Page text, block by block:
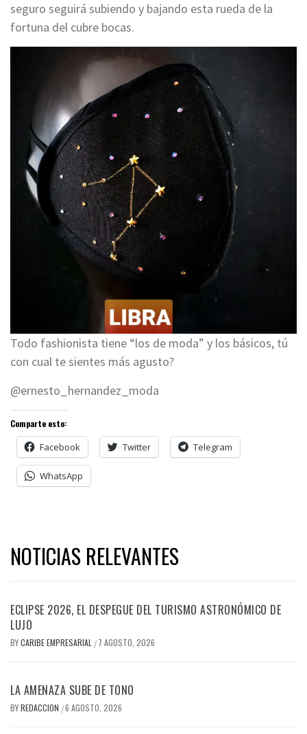
seguro seguirá subiendo y bajando esta rueda de la
fortuna del cubre bocas.
Todo fashionista tiene “los de moda” y los básicos, tú
con cual te sientes más agusto?
@ernesto_hernandez_moda
Comparte esto:
Facebook Twitter Telegram
WhatsApp
NOTICIAS RELEVANTES
ECLIPSE 2026, EL DESPEGUE DEL TURISMO ASTRONÓMICO DE
LUJO
BYCARIBE EMPRESARIAL / 7 AGOSTO, 2026
LA AMENAZA SUBE DE TONO
BYREDACCION /6 AGOSTO, 2026